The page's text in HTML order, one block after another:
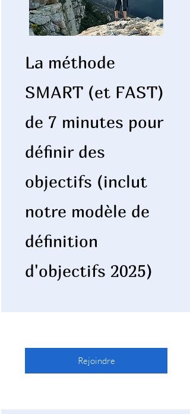
La méthode
SMART (et FAST)
de 7 minutes pour
définir des
objectifs (inclut
notre modèle de
définition
d'objectifs 2025)
Rejoindre